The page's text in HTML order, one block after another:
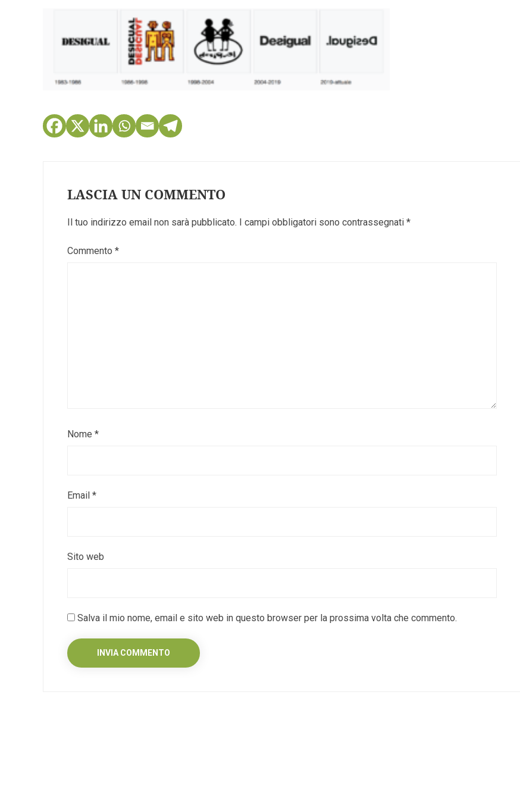
LASCIA UN COMMENTO
Il tuo indirizzo email non sarà pubblicato. I campi obbligatori sono contrassegnati *
Commento *
Nome *
Email *
Sito web
Salva il mio nome, email e sito web in questo browser per la prossima volta che commento.